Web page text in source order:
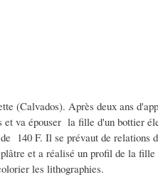
(Calvados). Après deux ans
et va épouser la fille d'un bottier
140 F. Il se prévaut de
et a réalisé un profil de la
les lithographies.